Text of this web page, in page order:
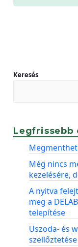
Keresés
Legfrissebb
Még nincs
kezelésére,
A nyitva
meg a
telepítése
Uszoda- és